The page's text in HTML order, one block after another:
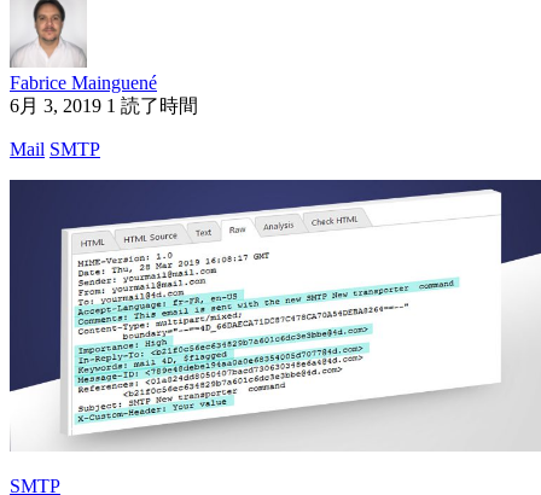
Fabrice Mainguené
6月 3, 2019 1 読了時間
Mail SMTP
SMTP